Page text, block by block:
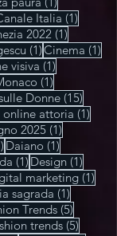
compleanno
(1)1 post
paura (1)1 post
post Italia (1)1 post
2022 (1)
(1)1 post
Cinema
visiva (1)1 post
(1)1 post
Donne
online attoria (1)
2025 (1)1 post
1 post
Daiano (1)1 post
(1)1 post
Design (1)
marketing
sagrada (1)1 post